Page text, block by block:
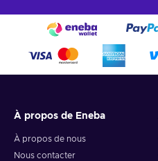
À propos de Eneba
À propos de nous
Nous contacter